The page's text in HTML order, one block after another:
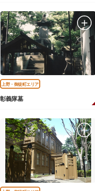
上野・御徒町エリア
彰義隊墓